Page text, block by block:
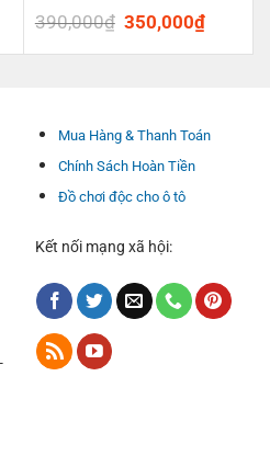
390,000₫ Original
was:
350,000₫Current
is:
Mua Hàng & Thanh Toán
Chính Sách Hoàn Tiền
Đồ chơi độc cho ô tô
Kết nối mạng xã hội: